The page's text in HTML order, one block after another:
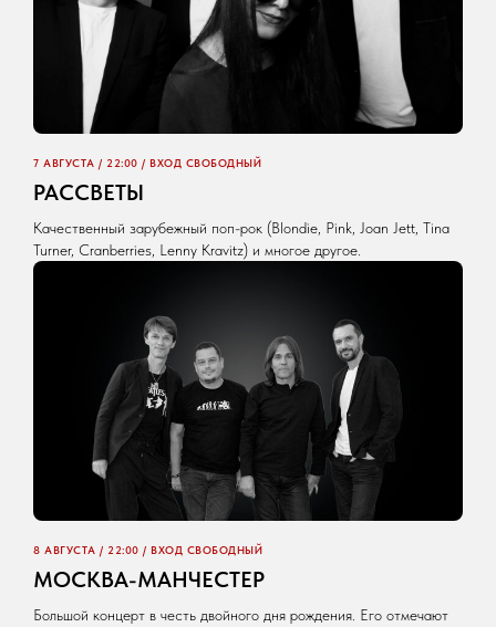
7 АВГУСТА / 22:00 / ВХОД СВОБОДНЫЙ
РАССВЕТЫ
Качественный зарубежный поп-рок (Blondie, Pink, Joan Jett, Tina
Turner, Cranberries, Lenny Kravitz) и многое другое.
8 АВГУСТА / 22:00 / ВХОД СВОБОДНЫЙ
МОСКВА-МАНЧЕСТЕР
Большой концерт в честь двойного дня рождения. Его отмечают